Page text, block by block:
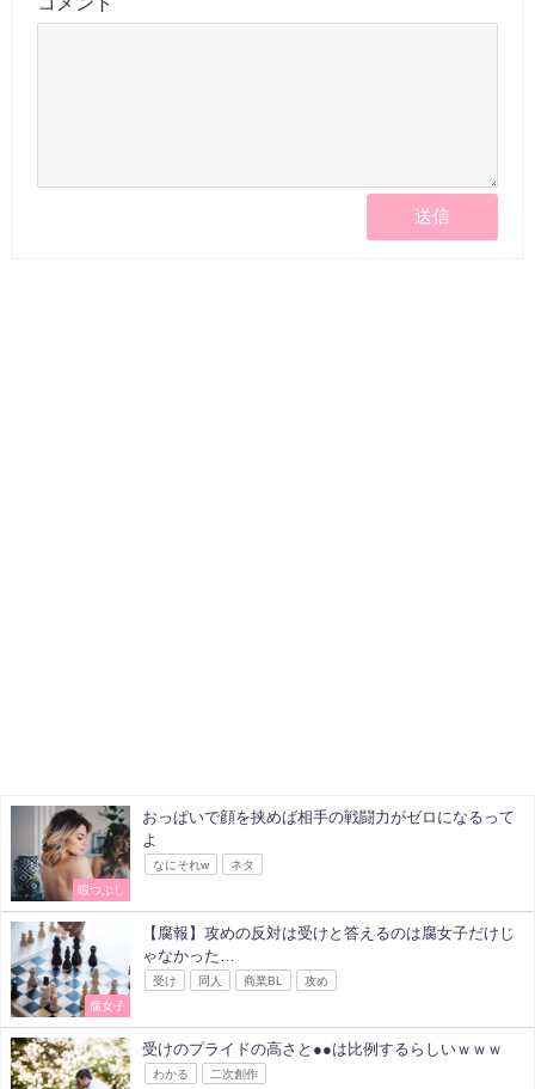
暇つぶし
おっぱいで顔を挟めば相手の戦闘力がゼロになるって
よ
なにそれw ネタ
腐女子
【腐報】攻めの反対は受けと答えるのは腐女子だけじ
ゃなかった…
受け 同人 商業BL 攻め
受けのプライドの高さと●●は比例するらしいｗｗｗ
わかる 二次創作